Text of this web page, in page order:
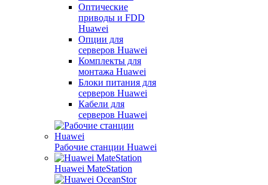
Оптические
приводы и FDD
Huawei
Опции для
серверов Huawei
Комплекты для
монтажа Huawei
Блоки питания для
серверов Huawei
Кабели для
серверов Huawei
Рабочие станции Huawei
Huawei MateStation